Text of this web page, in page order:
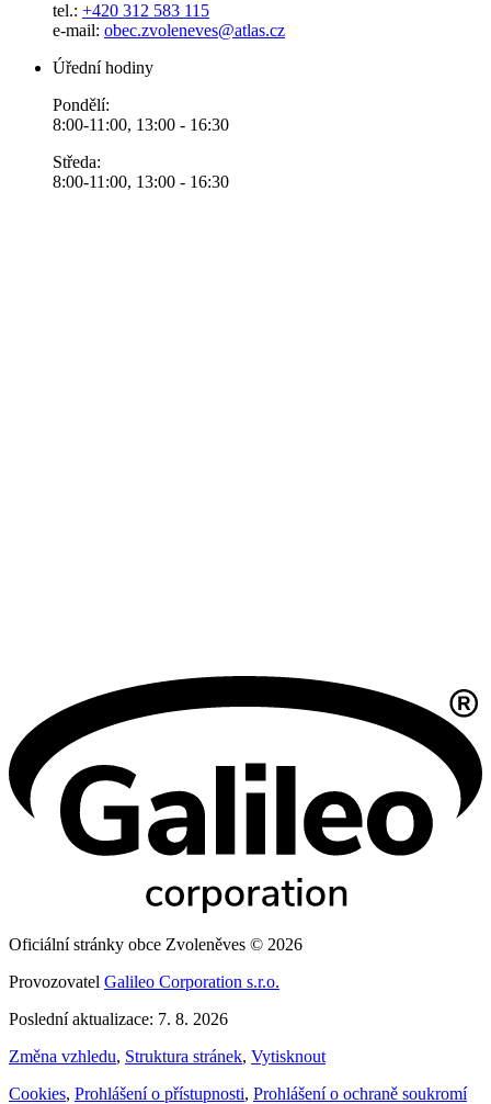
tel.: +420 312 583 115
e-mail: obec.zvoleneves@atlas.cz
Úřední hodiny
Pondělí:
8:00-11:00, 13:00 - 16:30
Středa:
8:00-11:00, 13:00 - 16:30
Oficiální stránky obce Zvoleněves © 2026
Provozovatel Galileo Corporation s.r.o.
Poslední aktualizace: 7. 8. 2026
Změna vzhledu, Struktura stránek, Vytisknout
Cookies, Prohlášení o přístupnosti, Prohlášení o ochraně soukromí